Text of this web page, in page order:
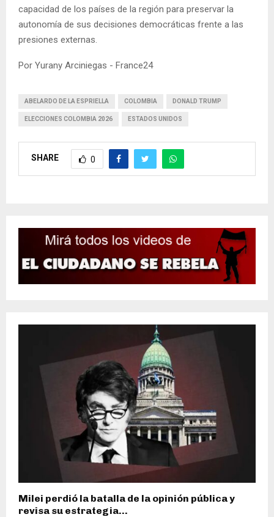
capacidad de los países de la región para preservar la
autonomía de sus decisiones democráticas frente a las
presiones externas.
Por Yurany Arciniegas - France24
ABELARDO DE LA ESPRIELLA COLOMBIA DONALD TRUMP
ELECCIONES COLOMBIA 2026 ESTADOS UNIDOS
SHARE 0
Milei perdió la batalla de la opinión pública y
revisa su estrategia...